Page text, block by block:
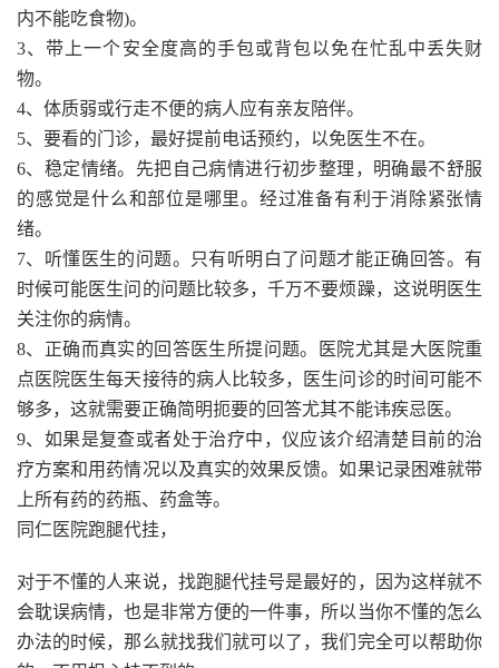
内不能吃食物)。
3、带上一个安全度高的手包或背包以免在忙乱中丢失财
物。
4、体质弱或行走不便的病人应有亲友陪伴。
5、要看的门诊，最好提前电话预约，以免医生不在。
6、稳定情绪。先把自己病情进行初步整理，明确最不舒服
的感觉是什么和部位是哪里。经过准备有利于消除紧张情
绪。
7、听懂医生的问题。只有听明白了问题才能正确回答。有
时候可能医生问的问题比较多，千万不要烦躁，这说明医生
关注你的病情。
8、正确而真实的回答医生所提问题。医院尤其是大医院重
点医院医生每天接待的病人比较多，医生问诊的时间可能不
够多，这就需要正确简明扼要的回答尤其不能讳疾忌医。
9、如果是复查或者处于治疗中，仪应该介绍清楚目前的治
疗方案和用药情况以及真实的效果反馈。如果记录困难就带
上所有药的药瓶、药盒等。
同仁医院跑腿代挂，
对于不懂的人来说，找跑腿代挂号是最好的，因为这样就不
会耽误病情，也是非常方便的一件事，所以当你不懂的怎么
办法的时候，那么就找我们就可以了，我们完全可以帮助你